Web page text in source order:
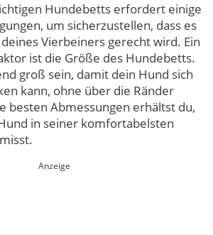
Hundebetts erfordert einige
um sicherzustellen, dass es
Vierbeiners gerecht wird. Ein
ist die Größe des Hundebetts.
groß sein, damit dein Hund sich
kann, ohne über die Ränder
besten Abmessungen erhältst du,
in seiner komfortabelsten
Anzeige